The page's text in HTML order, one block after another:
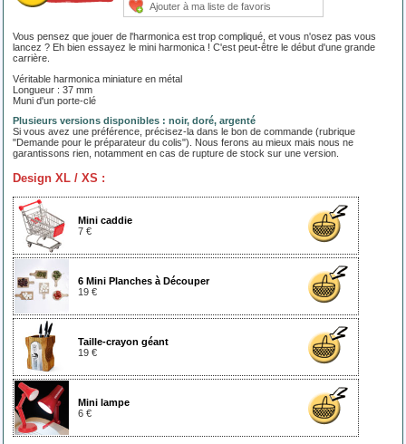
Ajouter à ma liste de favoris
Vous pensez que jouer de l'harmonica est trop compliqué, et vous n'osez pas vous
lancez ? Eh bien essayez le mini harmonica ! C'est peut-être le début d'une grande
carrière.
Véritable harmonica miniature en métal
Longueur : 37 mm
Muni d'un porte-clé
Plusieurs versions disponibles : noir, doré, argenté
Si vous avez une préférence, précisez-la dans le bon de commande (rubrique
"Demande pour le préparateur du colis"). Nous ferons au mieux mais nous ne
garantissons rien, notamment en cas de rupture de stock sur une version.
Design XL / XS :
Mini caddie
7 €
6 Mini Planches à Découper
19 €
Taille-crayon géant
19 €
Mini lampe
6 €